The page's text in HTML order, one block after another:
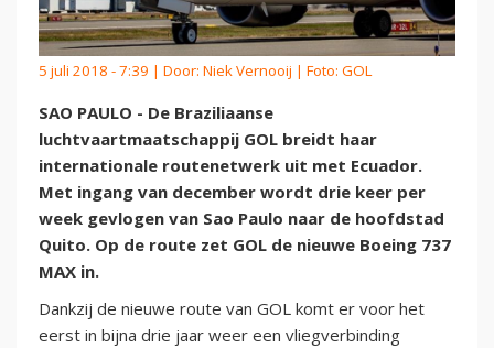
5 juli 2018 - 7:39 | Door: Niek Vernooij | Foto: GOL
SAO PAULO - De Braziliaanse
luchtvaartmaatschappij GOL breidt haar
internationale routenetwerk uit met Ecuador.
Met ingang van december wordt drie keer per
week gevlogen van Sao Paulo naar de hoofdstad
Quito. Op de route zet GOL de nieuwe Boeing 737
MAX in.
Dankzij de nieuwe route van GOL komt er voor het
eerst in bijna drie jaar weer een vliegverbinding